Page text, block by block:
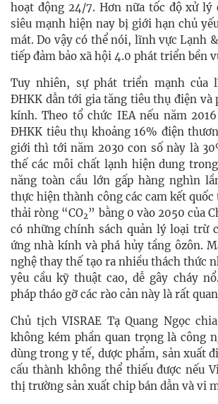
hoạt động 24/7. Hơn nữa tốc độ xử
siêu mạnh hiện nay bị giới hạn chủ
mát. Do vậy có thể nói, lĩnh vực Lạnh
tiếp đảm bảo xã hội 4.0 phát triển bền
Tuy nhiên, sự phát triển mạnh của
ĐHKK dẫn tới gia tăng tiêu thụ điện và
kính. Theo tổ chức IEA nếu năm
ĐHKK tiêu thụ khoảng 16% điện
giới thì tới năm 2030 con số này là
thế các môi chất lạnh hiện dung
năng toàn cầu lớn gấp hàng nghìn
thực hiện thành công các cam kết
thải ròng “CO2” bằng 0 vào 2050 của
có những chính sách quản lý loại trừ
ứng nhà kính và phá hủy tầng ôzôn.
nghệ thay thế tạo ra nhiều thách thức
yêu cầu kỹ thuật cao, dễ gây cháy
pháp tháo gỡ các rào cản này là rất
Chủ tịch VISRAE Tạ Quang Ngọc
không kém phần quan trọng là công
dùng trong y tế, dược phẩm, sản xuất
cấu thành không thể thiếu được nếu
thị trường sản xuất chip bán dẫn và vi